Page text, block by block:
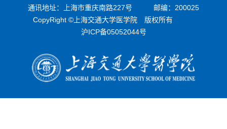
通讯地址：上海市重庆南路227号
邮编：200025
CopyRight ©上海交通大学医学院 版权所有
沪ICP备05052044号